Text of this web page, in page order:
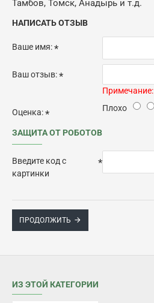
Тамбов, Томск, Анадырь и т.д.
НАПИСАТЬ ОТЗЫВ
Ваше имя:
Ваш отзыв:
Примечание:
Оценка: Плохо
ЗАЩИТА ОТ РОБОТОВ
Введите код с
картинки
ПРОДОЛЖИТЬ
ИЗ ЭТОЙ КАТЕГОРИИ